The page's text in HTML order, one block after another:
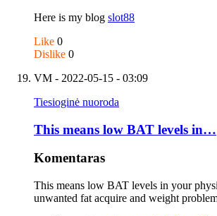
Here is my blog slot88
Like 0
Dislike 0
VM - 2022-05-15 - 03:09
Tiesioginė nuoroda
This means low BAT levels in…
Komentaras
This means low BAT levels in your
unwanted fat acquire and weight